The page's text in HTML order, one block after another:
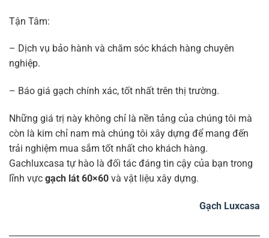
Tận Tâm:
– Dịch vụ bảo hành và chăm sóc khách hàng chuyên
nghiệp.
– Báo giá gạch chính xác, tốt nhất trên thị trường.
Những giá trị này không chỉ là nền tảng của chúng tôi mà
còn là kim chỉ nam mà chúng tôi xây dựng để mang đến
trải nghiệm mua sắm tốt nhất cho khách hàng.
Gachluxcasa tự hào là đối tác đáng tin cậy của bạn trong
lĩnh vực gạch lát 60×60 và vật liệu xây dựng.
Gạch Luxcasa